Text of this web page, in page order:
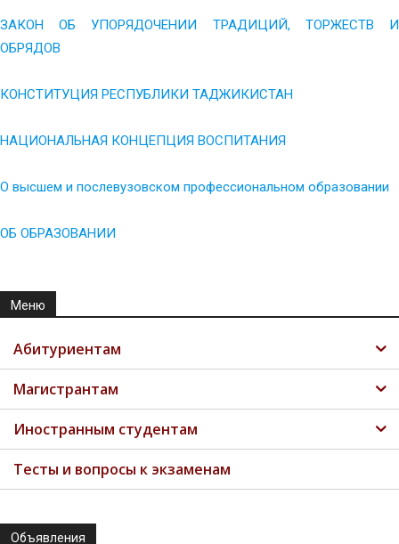
ЗАКОН ОБ УПОРЯДОЧЕНИИ ТРАДИЦИЙ, ТОРЖЕСТВ И
ОБРЯДОВ
КОНСТИТУЦИЯ РЕСПУБЛИКИ ТАДЖИКИСТАН
НАЦИОНАЛЬНАЯ КОНЦЕПЦИЯ ВОСПИТАНИЯ
О высшем и послевузовском профессиональном образовании
ОБ ОБРАЗОВАНИИ
Меню
Абитуриентам
Магистрантам
Иностранным студентам
Тесты и вопросы к экзаменам
Объявления